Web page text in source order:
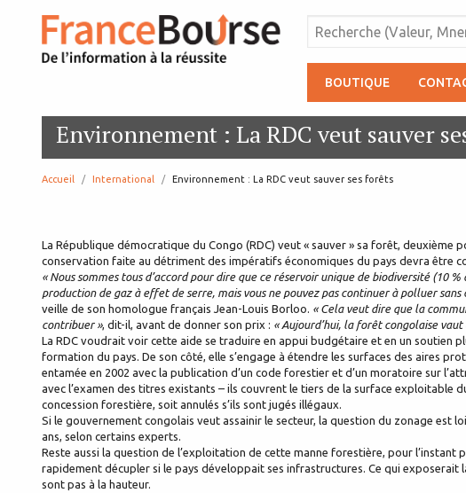
BOUTIQUE
Environnement : La RDC veut sauver
Accueil International page:
Environnement : La RDC veut sauver ses forêts
La République démocratique du Congo (RDC) veut « sauver » sa forêt, deuxième
conservation faite au détriment des impératifs économiques du pays devra être
« Nous sommes tous d’accord pour dire que ce réservoir unique de biodiversité
production de gaz à effet de serre, mais vous ne pouvez pas continuer à polluer
veille de son homologue français Jean-Louis Borloo. « Cela veut dire que la
contribuer », dit-il, avant de donner son prix : « Aujourd’hui, la forêt congolaise
La RDC voudrait voir cette aide se traduire en appui budgétaire et en un soutien
formation du pays. De son côté, elle s’engage à étendre les surfaces des aires
entamée en 2002 avec la publication d’un code forestier et d’un moratoire sur
avec l’examen des titres existants – ils couvrent le tiers de la surface exploitable
concession forestière, soit annulés s’ils sont jugés illégaux.
Si le gouvernement congolais veut assainir le secteur, la question du zonage est
ans, selon certains experts.
Reste aussi la question de l’exploitation de cette manne forestière, pour
rapidement décupler si le pays développait ses infrastructures. Ce qui
sont pas à la hauteur.